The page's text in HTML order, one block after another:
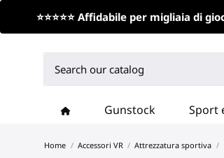
⭐⭐⭐⭐⭐ Affidabile per migliaia di
Gunstock Sport
Home Accessori VR Attrezzatura sportiva